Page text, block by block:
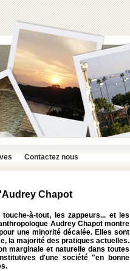
Contactez nous
Chapot
à-tout, les zappeurs... et les
Audrey Chapot montre
une minorité décalée. Elles sont
la majorité des pratiques actuelles.
marginale et naturelle dans toutes
d'une société "en bonne